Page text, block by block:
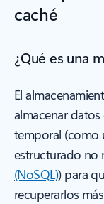
caché
¿Qué es una
El
almacenar
temporal (como
estructurado no
(NoSQL)) para
recuperarlos